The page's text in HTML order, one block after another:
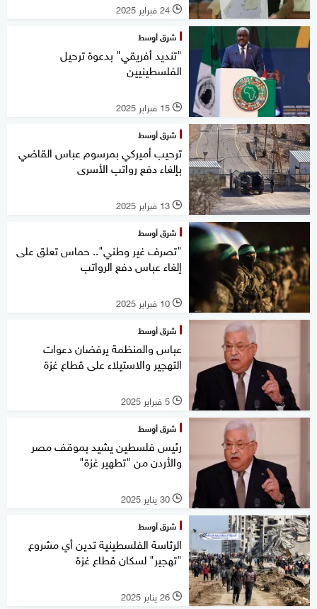
l 24 فبراير 2025
شرق أوسط
"تنديد أفريقي" بدعوة ترحيل
الفلسطينيين
l 15 فبراير 2025
شرق أوسط
ترحيب أميركي بمرسوم عباس القاضي
بإلغاء دفع رواتب الأسرى
l 13 فبراير 2025
شرق أوسط
"تصرف غير وطني".. حماس تعلق على
إلغاء عباس دفع الرواتب
l 10 فبراير 2025
شرق أوسط
عباس والمنظمة يرفضان دعوات
التهجير والاستيلاء على قطاع غزة
l 5 فبراير 2025
شرق أوسط
رئيس فلسطين يشيد بموقف مصر
والأردن من "تطهير غزة"
l 30 يناير 2025
شرق أوسط
الرئاسة الفلسطينية تدين أي مشروع
"تهجير" لسكان قطاع غزة
l 26 يناير 2025